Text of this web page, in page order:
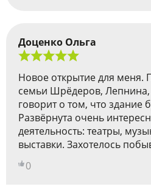
Доценко Ольга
Новое открытие для меня.
семьи Шрёдеров, Лепнина,
говорит о том, что здание
Развёрнута очень
деятельность: театры,
выставки. Захотелось
0